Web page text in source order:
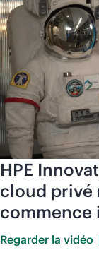
HPE
cloud privé
commence
Regarder la vidéo